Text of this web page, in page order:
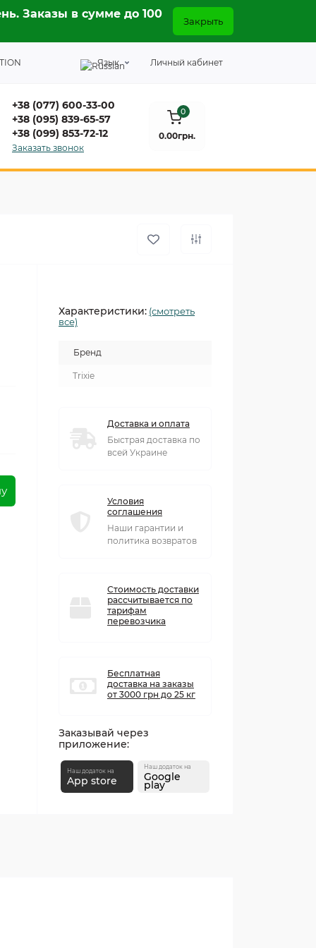
Заказы в сумме до 100
Закрыть
Язык Личный кабинет
+38 (077) 600-33-00
+38 (095) 839-65-57
+38 (099) 853-72-12
Заказать звонок
0
0.00грн.
Характеристики: (смотреть
все)
Бренд
Trixie
Доставка и оплата
Быстрая доставка по
всей Украине
Условия
соглашения
Наши гарантии и
политика возвратов
Стоимость доставки
рассчитывается по
тарифам
перевозчика
Бесплатная
доставка на заказы
от 3000 грн до 25 кг
Заказывай через
приложение:
Наш додаток на
App store
Наш додаток на
Google
play